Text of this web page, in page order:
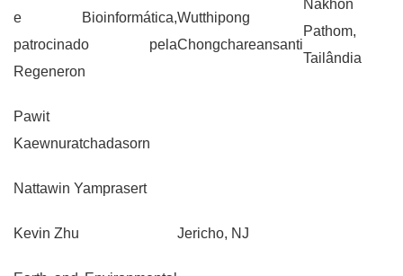
e Bioinformática,
patrocinado pela
Regeneron
Wutthipong
Chongchareansanti
Nakhon
Pathom,
Tailândia
Pawit
Kaewnuratchadasorn
Nattawin Yamprasert
Kevin Zhu Jericho, NJ